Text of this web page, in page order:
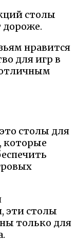
столы
дороже.
нравится
для игр в
столы для
которые
эти столы
только для